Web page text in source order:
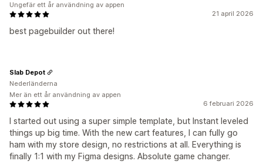
21 april 2026
best pagebuilder out there!
Ungefär ett år användning av appen
6 februari 2026
I started out using a super simple template, but Instant leveled
things up big time. With the new cart features, I can fully go
ham with my store design, no restrictions at all. Everything is
finally 1:1 with my Figma designs. Absolute game changer.
Slab Depot
Nederländerna
Mer än ett år användning av appen